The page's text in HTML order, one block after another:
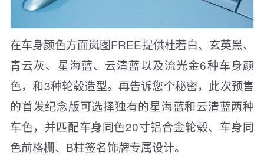
在车身颜色方面岚图FREE提供杜若白、玄英黑、
青云灰、星海蓝、云清蓝以及流光金6种车身颜
色，和3种轮毂造型。再告诉您个秘密，此次预售
的首发纪念版可选择独有的星海蓝和云清蓝两种
车色，并匹配车身同色20寸铝合金轮毂、车身同
色前格栅、B柱签名饰牌专属设计。